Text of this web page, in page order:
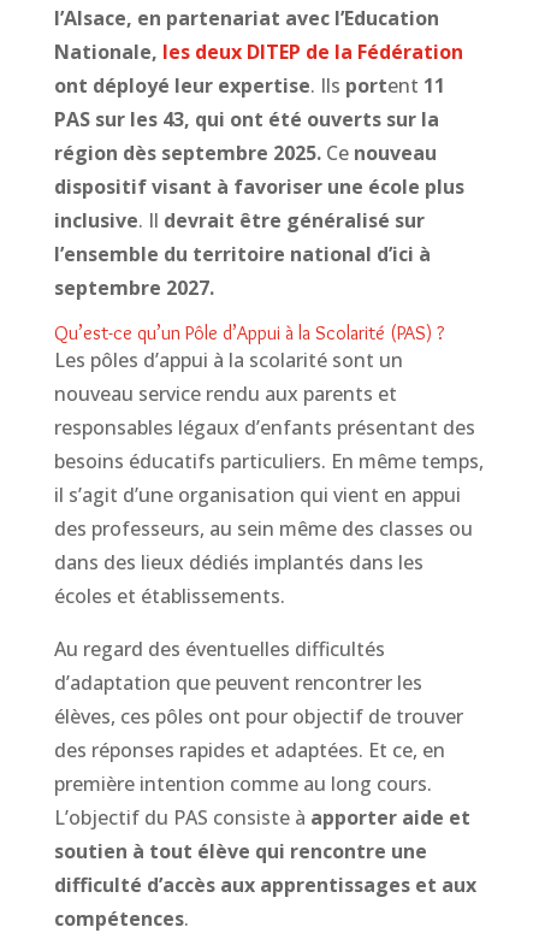
l’Alsace, en partenariat avec l’Education
Nationale, les deux DITEP de la Fédération
ont déployé leur expertise. Ils portent 11
PAS sur les 43, qui ont été ouverts sur la
région dès septembre 2025. Ce nouveau
dispositif visant à favoriser une école plus
inclusive. Il devrait être généralisé sur
l’ensemble du territoire national d’ici à
septembre 2027.
Qu’est-ce qu’un Pôle d’Appui à la Scolarité (PAS) ?
Les pôles d’appui à la scolarité sont un
nouveau service rendu aux parents et
responsables légaux d’enfants présentant des
besoins éducatifs particuliers. En même temps,
il s’agit d’une organisation qui vient en appui
des professeurs, au sein même des classes ou
dans des lieux dédiés implantés dans les
écoles et établissements.
Au regard des éventuelles difficultés
d’adaptation que peuvent rencontrer les
élèves, ces pôles ont pour objectif de trouver
des réponses rapides et adaptées. Et ce, en
première intention comme au long cours.
L’objectif du PAS consiste à apporter aide et
soutien à tout élève qui rencontre une
difficulté d’accès aux apprentissages et aux
compétences.